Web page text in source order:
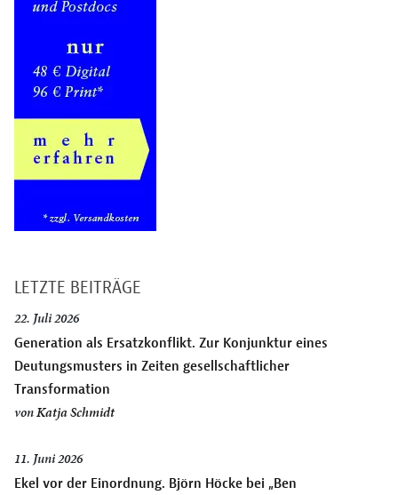
LETZTE BEITRÄGE
22. Juli 2026
Generation als Ersatzkonflikt. Zur Konjunktur eines
Deutungsmusters in Zeiten gesellschaftlicher
Transformation
vonKatja Schmidt
11. Juni 2026
Ekel vor der Einordnung. Björn Höcke bei „Ben